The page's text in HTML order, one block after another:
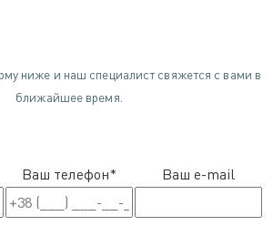
ниже и наш специалист свяжется с вами в
ближайшее время.
Ваш телефон* Ваш e-mail